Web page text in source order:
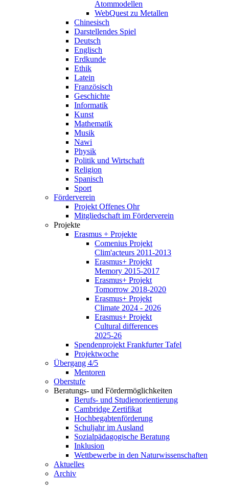
Atommodellen
WebQuest zu Metallen
Chinesisch
Darstellendes Spiel
Deutsch
Englisch
Erdkunde
Ethik
Latein
Französisch
Geschichte
Informatik
Kunst
Mathematik
Musik
Nawi
Physik
Politik und Wirtschaft
Religion
Spanisch
Sport
Förderverein
Projekt Offenes Ohr
Mitgliedschaft im Förderverein
Projekte
Erasmus + Projekte
Comenius Projekt
Clim'acteurs 2011-2013
Erasmus+ Projekt
Memory 2015-2017
Erasmus+ Projekt
Tomorrow 2018-2020
Erasmus+ Projekt
Climate 2024 - 2026
Erasmus+ Projekt
Cultural differences
2025-26
Spendenprojekt Frankfurter Tafel
Projektwoche
Übergang 4/5
Mentoren
Oberstufe
Beratungs- und Fördermöglichkeiten
Berufs- und Studienorientierung
Cambridge Zertifikat
Hochbegabtenförderung
Schuljahr im Ausland
Sozialpädagogische Beratung
Inklusion
Wettbewerbe in den Naturwissenschaften
Aktuelles
Archiv